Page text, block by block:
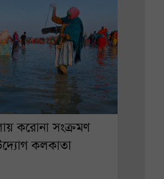
করোনা সংক্রমণ
কলকাতা